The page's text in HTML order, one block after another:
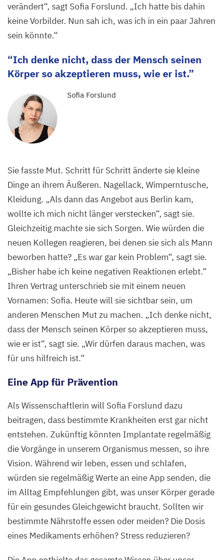
verändert“, sagt Sofia Forslund. „Ich hatte bis dahin
keine Vorbilder. Nun sah ich, was ich in ein paar Jahren
sein könnte.“
Ich denke nicht, dass der Mensch seinen
Körper so akzeptieren muss, wie er ist.
Sofia Forslund
Sie fasste Mut. Schritt für Schritt änderte sie kleine
Dinge an ihrem Äußeren. Nagellack, Wimperntusche,
Kleidung. „Als dann das Angebot aus Berlin kam,
wollte ich mich nicht länger verstecken“, sagt sie.
Gleichzeitig machte sie sich Sorgen. Wie würden die
neuen Kollegen reagieren, bei denen sie sich als Mann
beworben hatte? „Es war gar kein Problem“, sagt sie.
„Bisher habe ich keine negativen Reaktionen erlebt.“
Ihren Vertrag unterschrieb sie mit einem neuen
Vornamen: Sofia. Heute will sie sichtbar sein, um
anderen Menschen Mut zu machen. „Ich denke nicht,
dass der Mensch seinen Körper so akzeptieren muss,
wie er ist“, sagt sie. „Wir dürfen daraus machen, was
für uns hilfreich ist.“
Eine App für Prävention
Als Wissenschaftlerin will Sofia Forslund dazu
beitragen, dass bestimmte Krankheiten erst gar nicht
entstehen. Zukünftig könnten Implantate regelmäßig
die Vorgänge in unserem Organismus messen, so ihre
Vision. Während wir leben, essen und schlafen,
würden sie regelmäßig Werte an eine App senden, die
im Alltag Empfehlungen gibt, was unser Körper gerade
für ein gesundes Gleichgewicht braucht. Sollten wir
bestimmte Nährstoffe essen oder meiden? Die Dosis
eines Medikaments erhöhen? Stress reduzieren?